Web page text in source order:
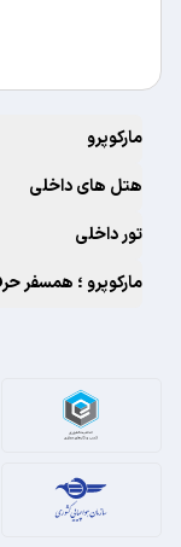
مارکوپرو
هتل های داخلی
تور داخلی
مارکوپرو ؛ همسفر